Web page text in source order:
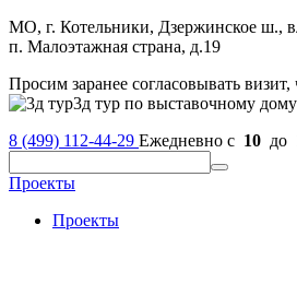
МО, г. Котельники, Дзержинское ш.,
п. Малоэтажная страна, д.19
Просим заранее согласовывать
3д тур по выставочному дому
8 (499) 112-44-29 Ежедневно с 10 до
Проекты
Проекты